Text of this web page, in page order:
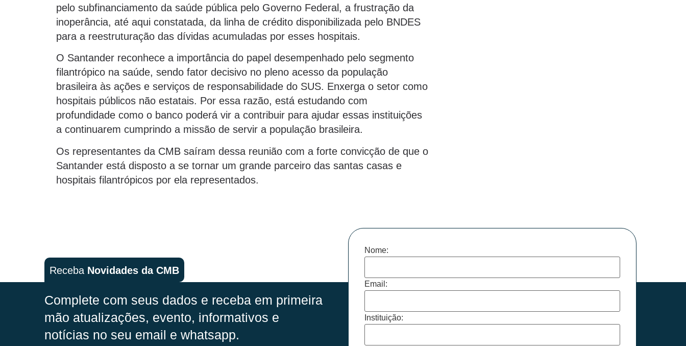
pelo subfinanciamento da saúde pública pelo Governo Federal, a frustração da
inoperância, até aqui constatada, da linha de crédito disponibilizada pelo BNDES
para a reestruturação das dívidas acumuladas por esses hospitais.
O Santander reconhece a importância do papel desempenhado pelo segmento
filantrópico na saúde, sendo fator decisivo no pleno acesso da população
brasileira às ações e serviços de responsabilidade do SUS. Enxerga o setor como
hospitais públicos não estatais. Por essa razão, está estudando com
profundidade como o banco poderá vir a contribuir para ajudar essas instituições
a continuarem cumprindo a missão de servir a população brasileira.
Os representantes da CMB saíram dessa reunião com a forte convicção de que o
Santander está disposto a se tornar um grande parceiro das santas casas e
hospitais filantrópicos por ela representados.
Receba Novidades da CMB
Complete com seus dados e receba em primeira
mão atualizações, evento, informativos e
notícias no seu email e whatsapp.
Nome:
Email:
Instituição: